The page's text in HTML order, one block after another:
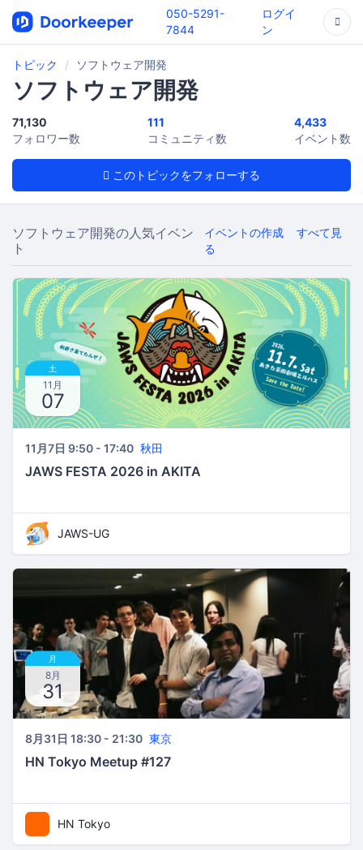
050-5291-
7844
ログイ
ン
トピック ソフトウェア開発
ソフトウェア開発
このトピックをフォローする
71,130
フォロワー数
111
コミュニティ数
4,433
イベント数
ソフトウェア開発の人気イベン
ト
イベントの作成
すべて見
る
土
11月
07
11月7日 9:50 - 17:40 秋田
JAWS FESTA 2026 in AKITA
JAWS-UG
月
8月
31
8月31日 18:30 - 21:30 東京
HN Tokyo Meetup #127
HN Tokyo